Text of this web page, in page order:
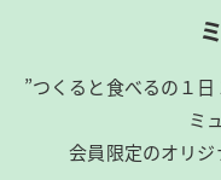
”つくると食べるの１
ミ
会員限定のオリジ